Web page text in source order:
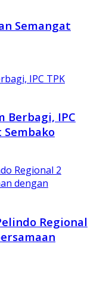
Semangat
Berbagi, IPC
Sembako
Regional